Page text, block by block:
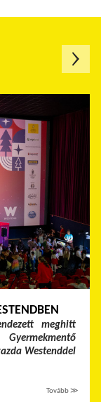
meghitt
Westenddel
Tovább ≫